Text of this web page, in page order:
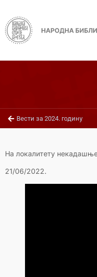
Вести за 2024. годину
На локалитету
21/06/2022.